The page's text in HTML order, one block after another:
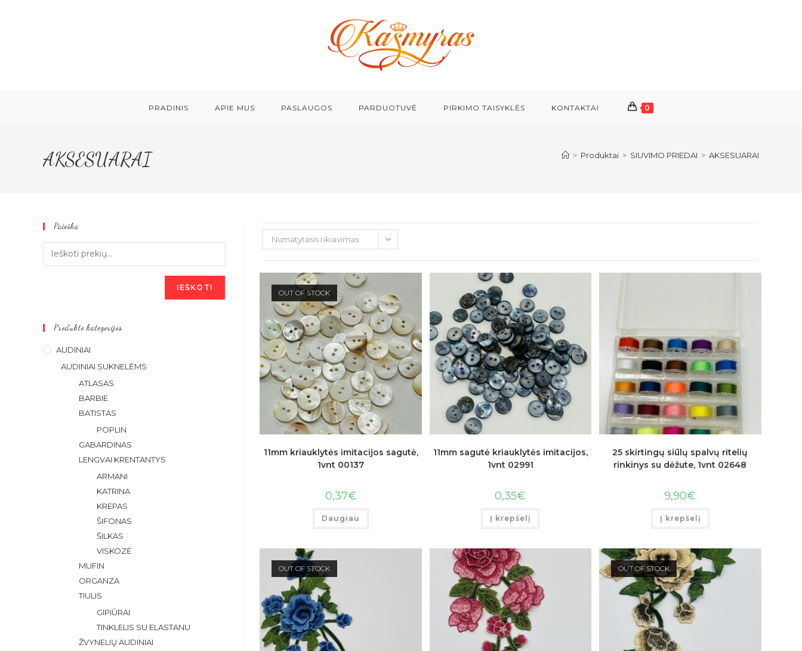
PRADINIS APIE MUS PASLAUGOS PARDUOTUVĖ PIRKIMO TAISYKLĖS KONTAKTAI 0
AKSESUARAI > Produktai > SIUVIMO PRIEDAI > AKSESUARAI
Numatytasis rikiavimas
OUT OF STOCK
11mm kriauklytės imitacijos sagutė,
1vnt 00137
0,37€
Daugiau
11mm sagutė kriauklytės imitacijos,
1vnt 02991
0,35€
Į krepšelį
25 skirtingų siūlų spalvų ritelių
rinkinys su dėžute, 1vnt 02648
9,90€
Į krepšelį
OUT OF STOCK OUT OF STOCK
Paieška
IEŠKOTI
Produkto kategorijos
AUDINIAI
AUDINIAI SUKNELĖMS
ATLASAS
BARBIE
BATISTAS
POPLIN
GABARDINAS
LENGVAI KRENTANTYS
ARMANI
KATRINA
KREPAS
ŠIFONAS
ŠILKAS
VISKOZĖ
MUFIN
ORGANZA
TIULIS
GIPIŪRAI
TINKLELIS SU ELASTANU
ŽVYNELIŲ AUDINIAI